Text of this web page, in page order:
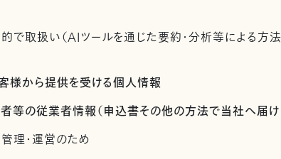
で取扱い（AIツールを通じた要約・分析等による方法
様から提供を受ける個人情報
等の従業者情報（申込書その他の方法で当社へ届け
理・運営のため